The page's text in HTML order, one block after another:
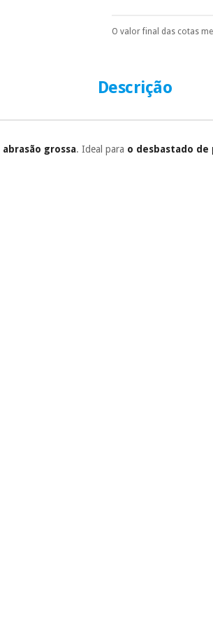
Pode escolhê-lo no
É gratuito para
prestações
sem
O valor final das cotas
Descrição
abrasão grossa. Ideal para o desbastado de